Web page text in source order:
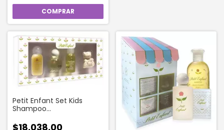
Petit Enfant Set Kids
Shampoo
Jabón
$18.038,00